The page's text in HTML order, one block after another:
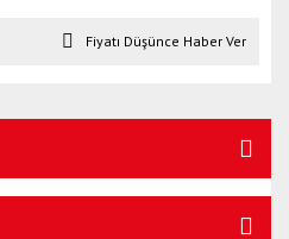
Fiyatı Düşünce Haber Ver